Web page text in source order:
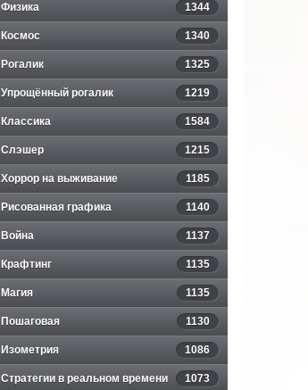
Физика 1344
Космос 1340
Рогалик 1325
Упрощённый рогалик 1219
Классика 1584
Слэшер 1215
Хоррор на выживание 1185
Рисованная графика 1140
Война 1137
Крафтинг 1135
Магия 1135
Пошаговая 1130
Изометрия 1086
Стратегии в реальном времени 1073